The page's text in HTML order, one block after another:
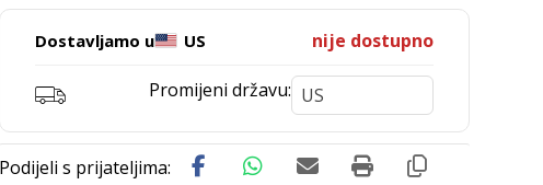
Dostavljamo u US nije dostupno
Promijeni državu: